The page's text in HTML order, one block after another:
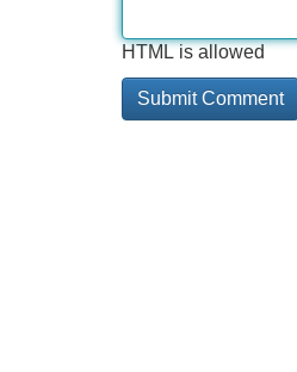
HTML is allowed